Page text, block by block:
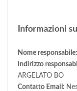
Informazioni
Nome responsabile:
Indirizzo
ARGELATO BO
Contatto Email: